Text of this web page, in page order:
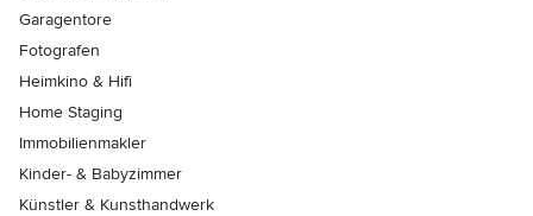
Garagentore
Fotografen
Heimkino & Hifi
Home Staging
Immobilienmakler
Kinder- & Babyzimmer
Künstler & Kunsthandwerk